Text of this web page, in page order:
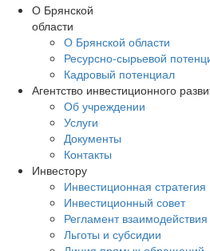
О Брянской
области
О Брянской области
Ресурсно-сырьевой
Кадровый потенциал
Агентство инвестиционного
Об учреждении
Услуги
Документы
Контакты
Инвестору
Инвестиционная стратегия
Инвестиционный совет
Регламент
Льготы и субсидии